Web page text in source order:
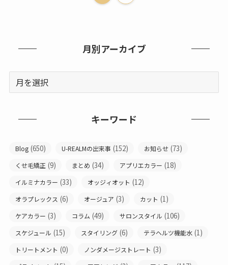
月別アーカイブ
キーワード
Blog (650) U-REALMの出来事 (152) お知らせ (73)
くせ毛矯正 (9) まとめ (34) アプリエカラー (18)
イルミナカラー (33) オッジィオット (12)
オラプレックス (6) オージュア (3) カット (1)
ケアカラー (3) コラム (49) サロンスタイル (106)
スケジュール (15) スタイリング (6) テラヘルツ機能水 (1)
トリートメント (0) ノンダメージストレート (3)